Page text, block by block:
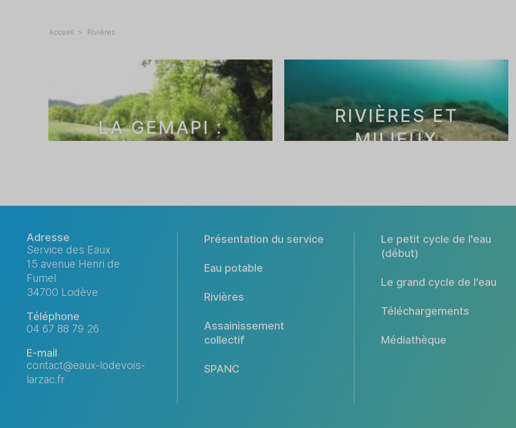
Accueil Rivières
LA GEMAPI :
RIVIÈRES ET
MILIEUX
OBSERVATOIRES
Adresse
Service des Eaux
15 avenue Henri de
Fumel
34700 Lodève
Téléphone
04 67 88 79 26
E-mail
contact@eaux-lodevois-
larzac.fr
Présentation du service
Eau potable
Rivières
Assainissement
collectif
SPANC
Le petit cycle de l'eau
(début)
Le grand cycle de l'eau
Téléchargements
Médiathèque